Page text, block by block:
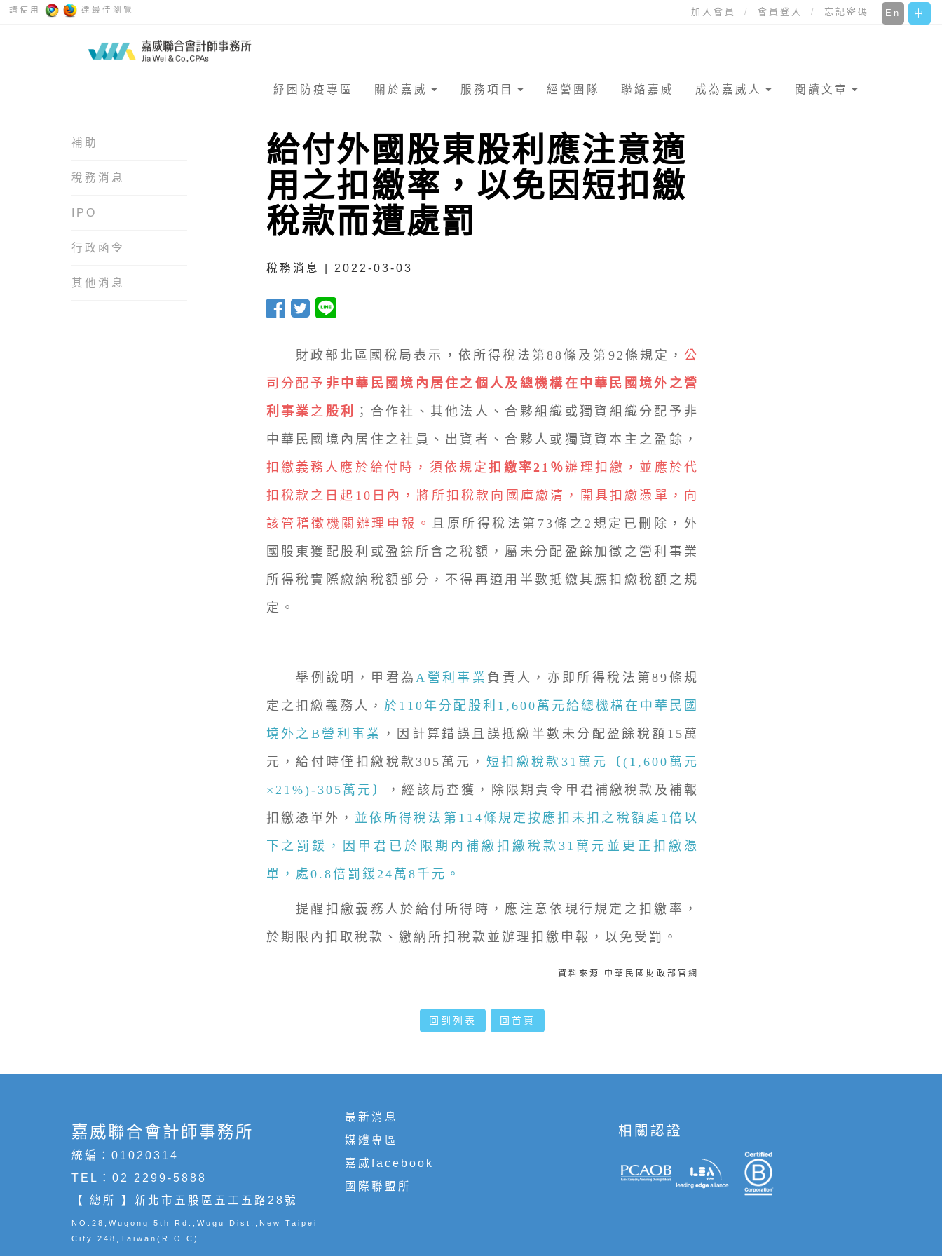
請使用 達最佳瀏覽 中
En
加入會員 會員登入 忘記密碼
紓困防疫專區 關於嘉威 服務項目 經營團隊 聯絡嘉威 成為嘉威人 閱讀文章
補助
稅務消息
IPO
行政函令
其他消息
給付外國股東股利應注意適
用之扣繳率，以免因短扣繳
稅款而遭處罰
稅務消息 | 2022-03-03
財政部北區國稅局表示，依所得稅法第88條及第92條規定， 公
司分配予 非中華民國境內居住之個人及總機構在中華民國境外之營
利事業 之 股利
；合作社、其他法人、合夥組織或獨資組織分配予非
中華民國境內居住之社員、出資者、合夥人或獨資資本主之盈餘，
扣繳義務人應於給付時，須依規定扣繳率21％辦理扣繳，並應於代
扣稅款之日起10日內，將所扣稅款向國庫繳清，開具扣繳憑單，向
該管稽徵機關辦理申報。 且原所得稅法第73條之2規定已刪除，外
國股東獲配股利或盈餘所含之稅額，屬未分配盈餘加徵之營利事業
所得稅實際繳納稅額部分，不得再適用半數抵繳其應扣繳稅額之規
定。
舉例說明，甲君為A營利事業 負責人，亦即所得稅法第89條規
定之扣繳義務人， 於110年分配股利1,600萬元給總機構在中華民國
境外之B營利事業 ，因計算錯誤且誤抵繳半數未分配盈餘稅額15萬
元，給付時僅扣繳稅款305萬元， 短扣繳稅款31萬元〔(1,600萬元
×21%)-305萬元〕
，經該局查獲，除限期責令甲君補繳稅款及補報
扣繳憑單外， 並依所得稅法第114條規定按應扣未扣之稅額處1倍以
下之罰鍰，因甲君已於限期內補繳扣繳稅款31萬元並更正扣繳憑
單，處0.8倍罰鍰24萬8千元。
提醒扣繳義務人於給付所得時，應注意依現行規定之扣繳率，
於期限內扣取稅款、繳納所扣稅款並辦理扣繳申報，以免受罰。
資料來源 中華民國財政部官網
回到列表 回首頁
嘉威聯合會計師事務所
統編：01020314
TEL： 02 2299-5888
【 總所 】新北市五股區五工五路28號
NO.28,Wugong 5th Rd.,Wugu Dist.,New Taipei
City 248,Taiwan(R.O.C)
最新消息
媒體專區
嘉威facebook
國際聯盟所
相關認證